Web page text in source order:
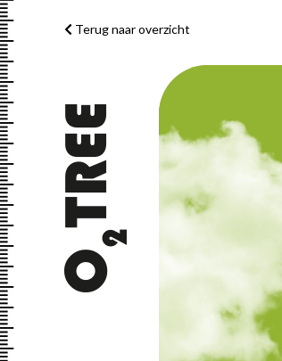
Terug naar overzicht